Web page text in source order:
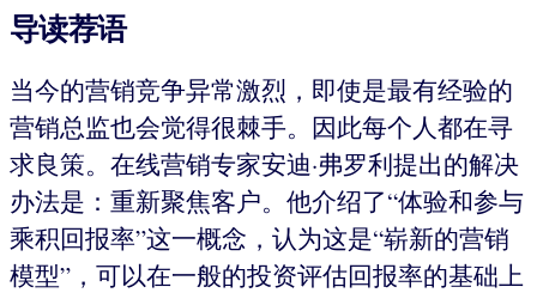
导读荐语
当今的营销竞争异常激烈，即使是最有经验的
营销总监也会觉得很棘手。因此每个人都在寻
求良策。在线营销专家安迪·弗罗利提出的解决
办法是：重新聚焦客户。他介绍了“体验和参与
乘积回报率”这一概念，认为这是“崭新的营销
模型”，可以在一般的投资评估回报率的基础上